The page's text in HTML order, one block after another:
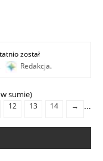
został
Redakcja.
sumie)
…
12 13 14 →